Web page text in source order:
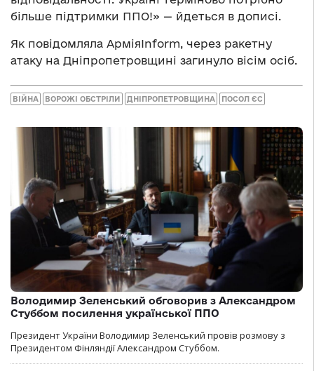
більше підтримки ППО!» — йдеться в дописі.
Як повідомляла АрміяInform, через ракетну
атаку на Дніпропетровщині загинуло вісім осіб.
ВІЙНА ВОРОЖІ ОБСТРІЛИ ДНІПРОПЕТРОВЩИНА ПОСОЛ ЄС
Володимир Зеленський обговорив з Александром
Стуббом посилення української ППО
Президент України Володимир Зеленський провів розмову з
Президентом Фінляндії Александром Стуббом.